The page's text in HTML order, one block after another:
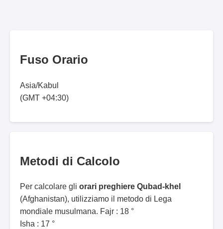
Fuso Orario
Asia/Kabul
(GMT +04:30)
Metodi di Calcolo
Per calcolare gli orari preghiere Qubad-khel
(Afghanistan), utilizziamo il metodo di Lega
mondiale musulmana. Fajr : 18 °
Isha : 17 °